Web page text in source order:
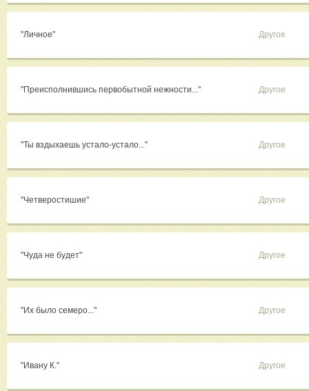
"Личное" Другое
"Преисполнившись первобытной нежности..." Другое
"Ты вздыхаешь устало-устало..." Другое
"Четверостишие" Другое
"Чуда не будет" Другое
"Их было семеро..." Другое
"Ивану К." Другое